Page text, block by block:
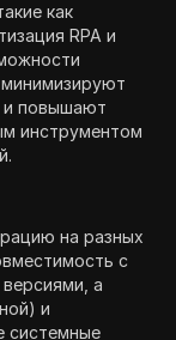
как
RPA и
и повышают
инструментом
на разных
с
а
и
системные